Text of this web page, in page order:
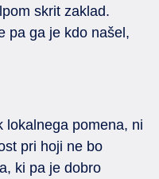
skrit zaklad.
pa ga je kdo našel,
lokalnega pomena, ni
pri hoji ne bo
ki pa je dobro